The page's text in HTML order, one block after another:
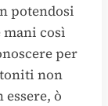
potendosi
mani così
per
non
ò